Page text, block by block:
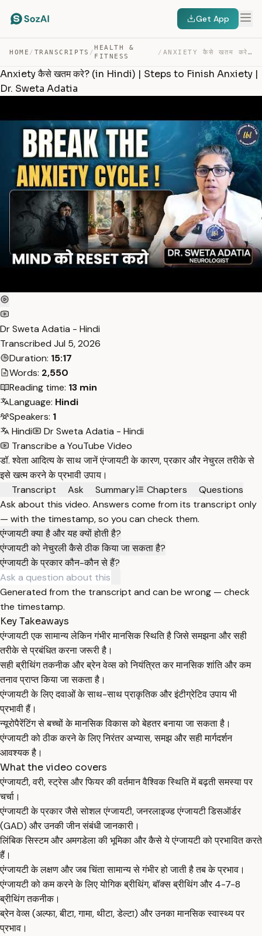
Get App
HOME / TRANSCRIPTS /
HEALTH &
FITNESS
/ ANXIETY कैसे खतम करे? (IN HINDI) | STEPS TO FINISH ANXI… — TRANSCRIPT
Anxiety कैसे खतम करे? (in Hindi) | Steps to Finish Anxiety |
Dr. Sweta Adatia
Dr Sweta Adatia - Hindi
Transcribed Jul 5, 2026
Duration: 15:17
Words: 2,550
Reading time: 13 min
Language: Hindi
Speakers: 1
Hindi
Dr Sweta Adatia - Hindi
Transcribe a YouTube Video
डॉ. श्वेता आदित्य के साथ जानें एंग्जायटी के कारण, प्रकार और नेचुरल तरीके से
इसे खत्म करने के प्रभावी उपाय।
Transcript
Ask Summary Chapters
Questions
Ask about this video. Answers come from its transcript only
— with the timestamp, so you can check them.
एंग्जायटी क्या है और यह क्यों होती है?
एंग्जायटी को नेचुरली कैसे ठीक किया जा सकता है?
एंग्जायटी के प्रकार कौन-कौन से हैं?
Generated from the transcript and can be wrong — check
the timestamp.
Key Takeaways
एंग्जायटी एक सामान्य लेकिन गंभीर मानसिक स्थिति है जिसे समझना और सही
तरीके से प्रबंधित करना जरूरी है।
सही ब्रीथिंग तकनीक और ब्रेन वेव्स को नियंत्रित कर मानसिक शांति और कम
तनाव प्राप्त किया जा सकता है।
एंग्जायटी के लिए दवाओं के साथ-साथ प्राकृतिक और इंटीग्रेटिव उपाय भी
प्रभावी हैं।
न्यूरोपैरेंटिंग से बच्चों के मानसिक विकास को बेहतर बनाया जा सकता है।
एंग्जायटी को ठीक करने के लिए निरंतर अभ्यास, समझ और सही मार्गदर्शन
आवश्यक है।
What the video covers
एंग्जायटी, वरी, स्ट्रेस और फियर की वर्तमान वैश्विक स्थिति में बढ़ती समस्या पर
चर्चा।
एंग्जायटी के प्रकार जैसे सोशल एंग्जायटी, जनरलाइज्ड एंग्जायटी डिसऑर्डर
(GAD) और उनकी जीन संबंधी जानकारी।
लिंबिक सिस्टम और अमगडेला की भूमिका और कैसे ये एंग्जायटी को प्रभावित करते
हैं।
एंग्जायटी के लक्षण और जब चिंता सामान्य से गंभीर हो जाती है तब के प्रभाव।
एंग्जायटी को कम करने के लिए योगिक ब्रीथिंग, बॉक्स ब्रीथिंग और 4-7-8
ब्रीथिंग तकनीक।
ब्रेन वेव्स (अल्फा, बीटा, गामा, थीटा, डेल्टा) और उनका मानसिक स्वास्थ्य पर
प्रभाव।